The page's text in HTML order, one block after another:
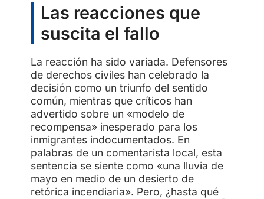
Las reacciones que
suscita el fallo
La reacción ha sido variada. Defensores
de derechos civiles han celebrado la
decisión como un triunfo del sentido
común, mientras que críticos han
advertido sobre un «modelo de
recompensa» inesperado para los
inmigrantes indocumentados. En
palabras de un comentarista local, esta
sentencia se siente como «una lluvia de
mayo en medio de un desierto de
retórica incendiaria». Pero, ¿hasta qué